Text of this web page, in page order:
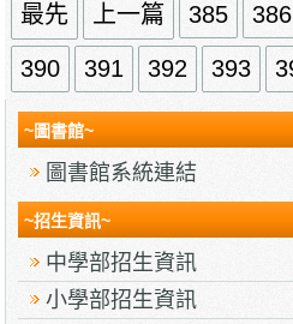
最先
上一篇 385 386
390 391 392 393
~圖書館~
圖書館系統連結
~招生資訊~
中學部招生資訊
小學部招生資訊